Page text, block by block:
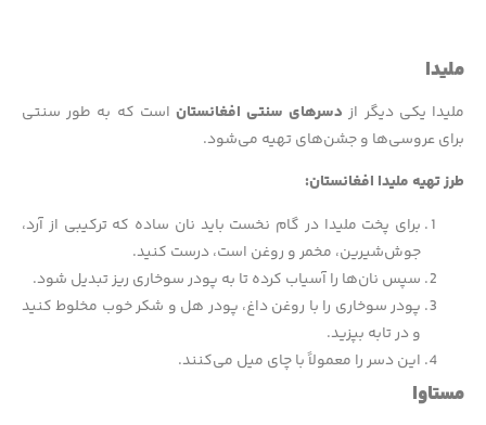
ملیدا
ملیدا یکی دیگر از دسرهای سنتی افغانستان است که به طور سنتی
برای عروسی‌ها و جشن‌های تهیه می‌شود.
طرز تهیه ملیدا افغانستان:
برای پخت ملیدا در گام نخست باید نان ساده که ترکیبی از آرد،
جوش‌شیرین، مخمر و روغن است، درست کنید.
سپس نان‌ها را آسیاب کرده تا به پودر سوخاری ریز تبدیل شود.
پودر سوخاری را با روغن داغ، پودر هل و شکر خوب مخلوط کنید
و در تابه بپزید.
این دسر را معمولاً با چای میل می‌کنند.
مستاوا